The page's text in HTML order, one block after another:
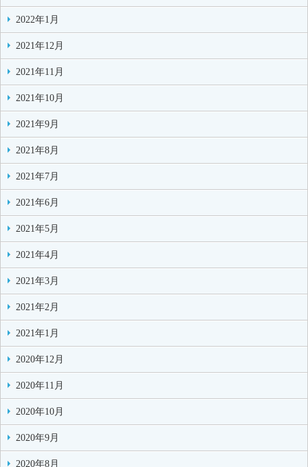
2022年1月
2021年12月
2021年11月
2021年10月
2021年9月
2021年8月
2021年7月
2021年6月
2021年5月
2021年4月
2021年3月
2021年2月
2021年1月
2020年12月
2020年11月
2020年10月
2020年9月
2020年8月